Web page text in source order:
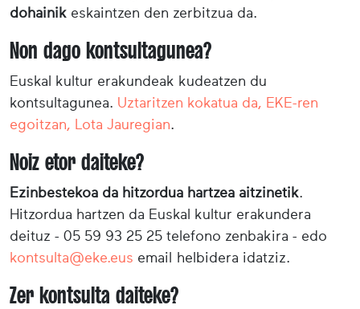
dohainik eskaintzen den zerbitzua da.
Non dago kontsultagunea?
Euskal kultur erakundeak kudeatzen du
kontsultagunea. Uztaritzen kokatua da, EKE-ren
egoitzan, Lota Jauregian.
Noiz etor daiteke?
Ezinbestekoa da hitzordua hartzea aitzinetik.
Hitzordua hartzen da Euskal kultur erakundera
deituz - 05 59 93 25 25 telefono zenbakira - edo
kontsulta@eke.eus email helbidera idatziz.
Zer kontsulta daiteke?